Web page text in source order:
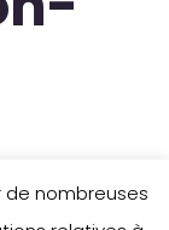
de nombreuses